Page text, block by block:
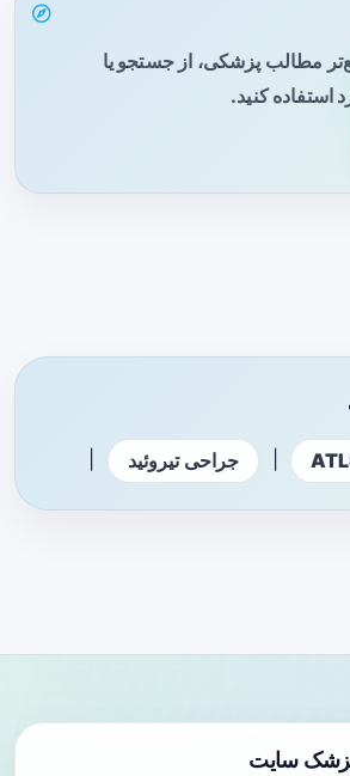
مطالب پزشکی، از جستجو یا
کنید.
جراحی تیروئید
سایت